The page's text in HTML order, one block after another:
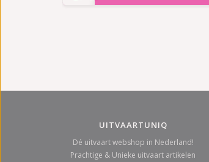
UITVAARTUNIQ
Dé uitvaart webshop in Nederland!
Prachtige & Unieke uitvaart artikelen